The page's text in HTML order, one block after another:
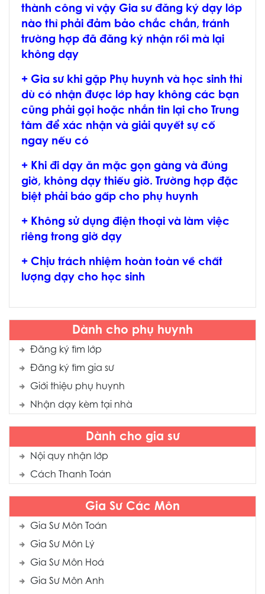
Dành cho phụ huynh
Đăng ký tìm lớp
Đăng ký tìm gia sư
Giới thiệu phụ huynh
Nhận dạy kèm tại nhà
Dành cho gia sư
Nội quy nhận lớp
Cách Thanh Toán
Gia Sư Các Môn
Gia Sư Môn Toán
Gia Sư Môn Lý
Gia Sư Môn Hoá
Gia Sư Môn Anh
thành công vì vậy Gia sư đăng ký dạy lớp
nào thì phải đảm bảo chắc chắn, tránh
trường hợp đã đăng ký nhận rồi mà lại
không dạy
+ Gia sư khi gặp Phụ huynh và học sinh thì
dù có nhận được lớp hay không các bạn
cũng phải gọi hoặc nhắn tin lại cho Trung
tâm để xác nhận và giải quyết sự cố
ngay nếu có
+ Khi đi dạy ăn mặc gọn gàng và đúng
giờ, không dạy thiếu giờ. Trường hợp đặc
biệt phải báo gấp cho phụ huynh
+ Không sử dụng điện thoại và làm việc
riêng trong giờ dạy
+ Chịu trách nhiệm hoàn toàn về chất
lượng dạy cho học sinh